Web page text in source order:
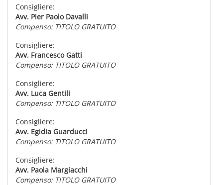
Consigliere:
Avv. Pier Paolo Davalli
Compenso: TITOLO GRATUITO
Consigliere:
Avv. Francesco Gatti
Compenso: TITOLO GRATUITO
Consigliere:
Avv. Luca Gentili
Compenso: TITOLO GRATUITO
Consigliere:
Avv. Egidia Guarducci
Compenso: TITOLO GRATUITO
Consigliere:
Avv. Paola Margiacchi
Compenso: TITOLO GRATUITO